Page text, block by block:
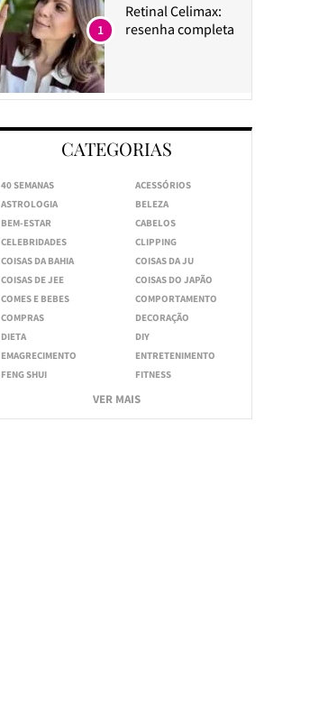
Retinal Celimax:
resenha completa
1
CATEGORIAS
40 SEMANAS
ACESSÓRIOS
ASTROLOGIA
BELEZA
BEM-ESTAR
CABELOS
CELEBRIDADES
CLIPPING
COISAS DA BAHIA
COISAS DA JU
COISAS DE JEE
COISAS DO JAPÃO
COMES E BEBES
COMPORTAMENTO
COMPRAS
DECORAÇÃO
DIETA
DIY
EMAGRECIMENTO
ENTRETENIMENTO
FENG SHUI
FITNESS
VER MAIS